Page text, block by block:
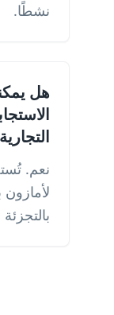
نشطًا.
هل
نعم.